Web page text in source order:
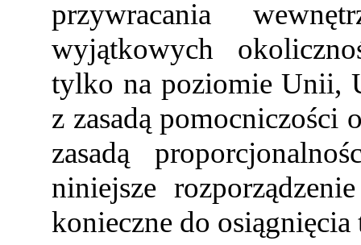
przywracania
wyjątkowych
tylko na poziomie Unii,
z zasadą
zasadą
niniejsze
konieczne do